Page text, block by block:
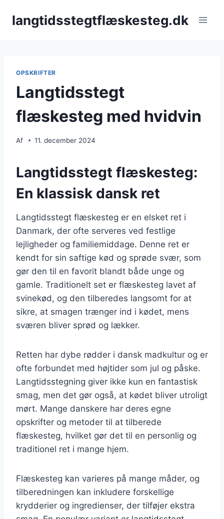
langtidsstegtflæskesteg.dk
OPSKRIFTER
Langtidsstegt
flæskesteg med hvidvin
Af 11. december 2024
Langtidsstegt flæskesteg:
En klassisk dansk ret
Langtidsstegt flæskesteg er en elsket ret i
Danmark, der ofte serveres ved festlige
lejligheder og familiemiddage. Denne ret er
kendt for sin saftige kød og sprøde svær, som
gør den til en favorit blandt både unge og
gamle. Traditionelt set er flæskesteg lavet af
svinekød, og den tilberedes langsomt for at
sikre, at smagen trænger ind i kødet, mens
sværen bliver sprød og lækker.
Retten har dybe rødder i dansk madkultur og er
ofte forbundet med højtider som jul og påske.
Langtidsstegning giver ikke kun en fantastisk
smag, men det gør også, at kødet bliver utroligt
mørt. Mange danskere har deres egne
opskrifter og metoder til at tilberede
flæskesteg, hvilket gør det til en personlig og
traditionel ret i mange hjem.
Flæskesteg kan varieres på mange måder, og
tilberedningen kan inkludere forskellige
krydderier og ingredienser, der tilføjer ekstra